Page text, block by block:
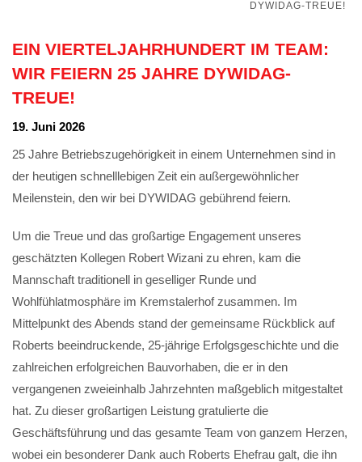
DYWIDAG-TREUE!
EIN VIERTELJAHRHUNDERT IM TEAM:
WIR FEIERN 25 JAHRE DYWIDAG-
TREUE!
19. Juni 2026
25 Jahre Betriebszugehörigkeit in einem Unternehmen sind in
der heutigen schnelllebigen Zeit ein außergewöhnlicher
Meilenstein, den wir bei DYWIDAG gebührend feiern.
Um die Treue und das großartige Engagement unseres
geschätzten Kollegen Robert Wizani zu ehren, kam die
Mannschaft traditionell in geselliger Runde und
Wohlfühlatmosphäre im Kremstalerhof zusammen. Im
Mittelpunkt des Abends stand der gemeinsame Rückblick auf
Roberts beeindruckende, 25-jährige Erfolgsgeschichte und die
zahlreichen erfolgreichen Bauvorhaben, die er in den
vergangenen zweieinhalb Jahrzehnten maßgeblich mitgestaltet
hat. Zu dieser großartigen Leistung gratulierte die
Geschäftsführung und das gesamte Team von ganzem Herzen,
wobei ein besonderer Dank auch Roberts Ehefrau galt, die ihn